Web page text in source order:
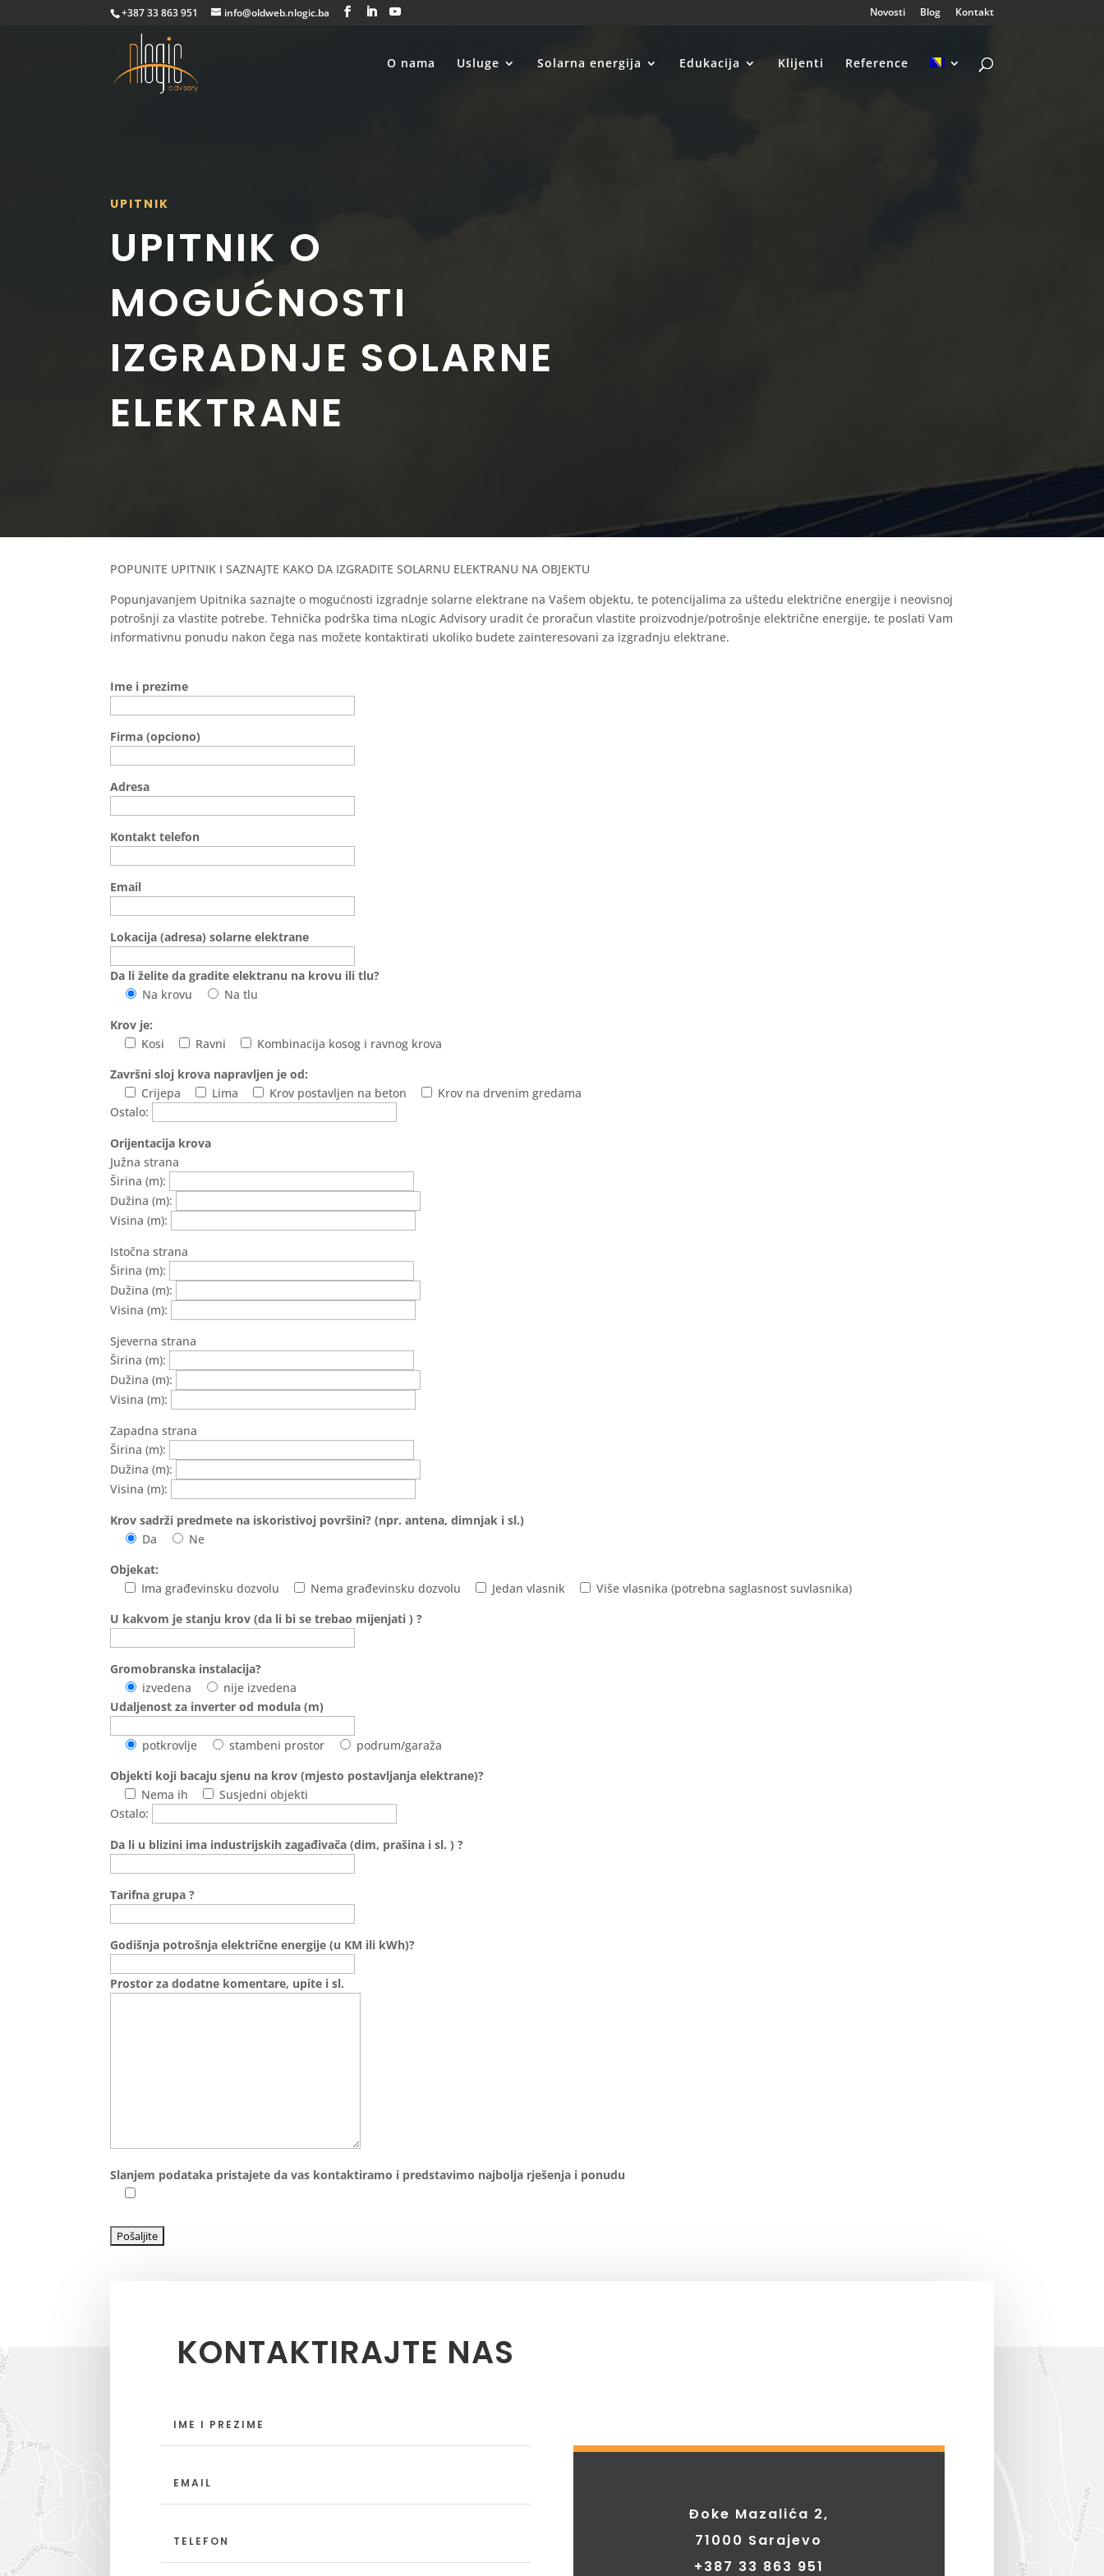
+387 33 863 951 info@oldweb.nlogic.ba Novosti Blog Kontakt
O nama Usluge Solarna energija Edukacija Klijenti Reference
UPITNIK
UPITNIK O
MOGUĆNOSTI
IZGRADNJE SOLARNE
ELEKTRANE
POPUNITE UPITNIK I SAZNAJTE KAKO DA IZGRADITE SOLARNU ELEKTRANU NA OBJEKTU
Popunjavanjem Upitnika saznajte o mogućnosti izgradnje solarne elektrane na Vašem objektu, te potencijalima za uštedu električne energije i neovisnoj
potrošnji za vlastite potrebe. Tehnička podrška tima nLogic Advisory uradit će proračun vlastite proizvodnje/potrošnje električne energije, te poslati Vam
informativnu ponudu nakon čega nas možete kontaktirati ukoliko budete zainteresovani za izgradnju elektrane.
Ime i prezime
Firma (opciono)
Adresa
Kontakt telefon
Email
Lokacija (adresa) solarne elektrane
Da li želite da gradite elektranu na krovu ili tlu?
Na krovu
Na tlu
Krov je:
Kosi
Ravni
Kombinacija kosog i ravnog krova
Završni sloj krova napravljen je od:
Crijepa
Lima Krov postavljen na beton
Krov na drvenim gredama
Ostalo:
Orijentacija krova
Južna strana
Širina (m):
Dužina (m):
Visina (m):
Istočna strana
Širina (m):
Dužina (m):
Visina (m):
Sjeverna strana
Širina (m):
Dužina (m):
Visina (m):
Zapadna strana
Širina (m):
Dužina (m):
Visina (m):
Krov sadrži predmete na iskoristivoj površini? (npr. antena, dimnjak i sl.)
Da
Ne
Objekat:
Ima građevinsku dozvolu
Nema građevinsku dozvolu Jedan vlasnik
Više vlasnika (potrebna saglasnost suvlasnika)
U kakvom je stanju krov (da li bi se trebao mijenjati ) ?
Gromobranska instalacija?
izvedena
nije izvedena
Udaljenost za inverter od modula (m)
potkrovlje stambeni prostor
podrum/garaža
Objekti koji bacaju sjenu na krov (mjesto postavljanja elektrane)?
Nema ih
Susjedni objekti
Ostalo:
Da li u blizini ima industrijskih zagađivača (dim, prašina i sl. ) ?
Tarifna grupa ?
Godišnja potrošnja električne energije (u KM ili kWh)?
Prostor za dodatne komentare, upite i sl.
Slanjem podataka pristajete da vas kontaktiramo i predstavimo najbolja rješenja i ponudu
KONTAKTIRAJTE NAS
Đoke Mazalića 2,
71000 Sarajevo
+387 33 863 951